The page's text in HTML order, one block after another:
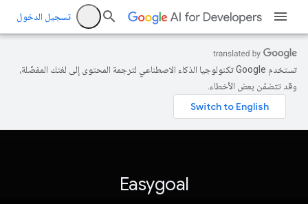
تسجيل الدخول
تستخدم Google تكنولوجيا الذكاء الاصطناعي لترجمة المحتوى إلى لغتك المفضّلة،
وقد تتضمّن بعض الأخطاء.
Easygoal